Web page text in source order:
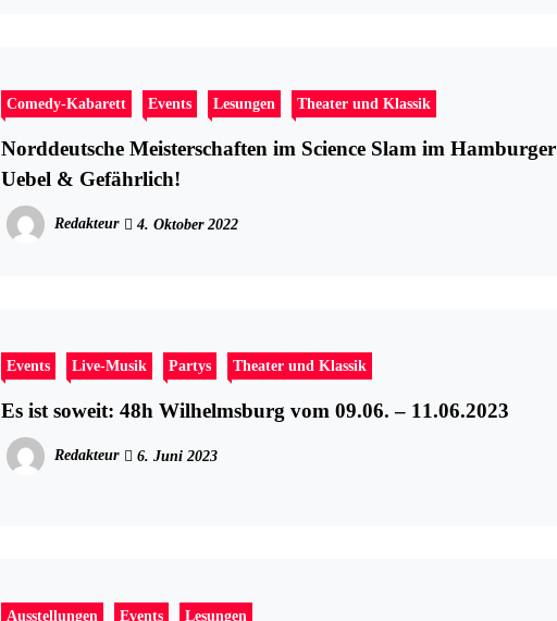
Comedy-Kabarett Events Lesungen Theater und Klassik
Norddeutsche Meisterschaften im Science Slam im Hamburger
Uebel & Gefährlich!
Redakteur 4. Oktober 2022
Events Live-Musik Partys Theater und Klassik
Es ist soweit: 48h Wilhelmsburg vom 09.06. – 11.06.2023
Redakteur 6. Juni 2023
Ausstellungen Events Lesungen